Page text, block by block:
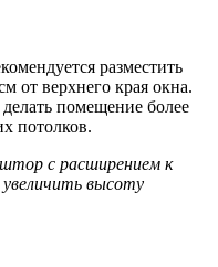
разместить
от верхнего края окна.
помещение более
потолков.
штор с расширением к
высоту